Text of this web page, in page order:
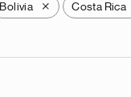
Bolivia X Costa Rica